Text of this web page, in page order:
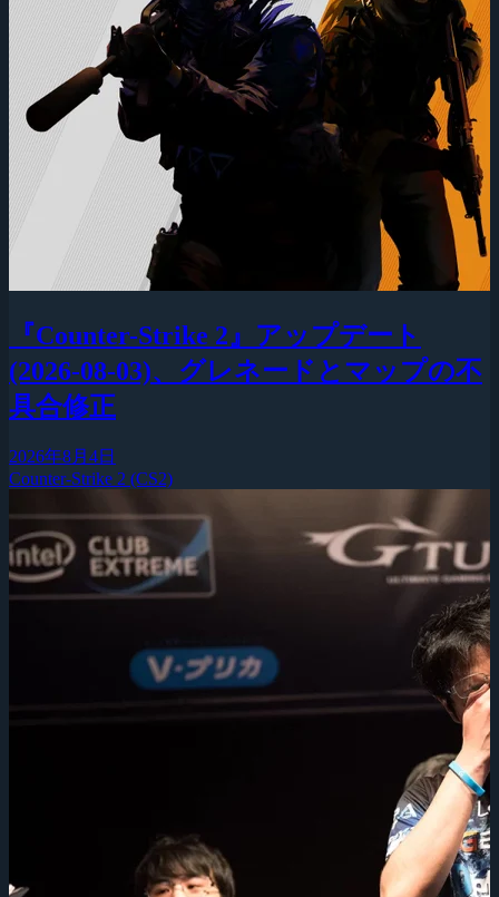
『Counter-Strike 2』アップデート
(2026-08-03)、グレネードとマップの不
具合修正
2026年8月4日
Counter-Strike 2 (CS2)